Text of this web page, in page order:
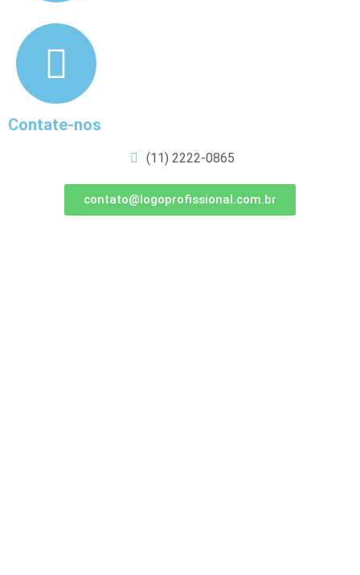
Contate-nos
(11) 2222-0865
contato@logoprofissional.com.br